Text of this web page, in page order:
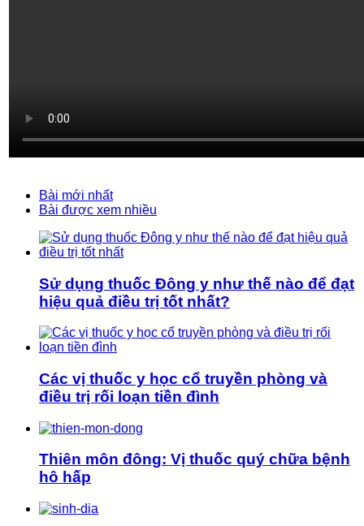
Bài mới nhất
Bài được xem nhiều
Sử dụng thuốc Đông y như thế nào để đạt
hiệu quả điều trị tốt nhất?
Các vị thuốc y học cổ truyền phòng và
điều trị rối loạn tiền đình
Thiên môn đông: Vị thuốc quý chữa bệnh
hô hấp